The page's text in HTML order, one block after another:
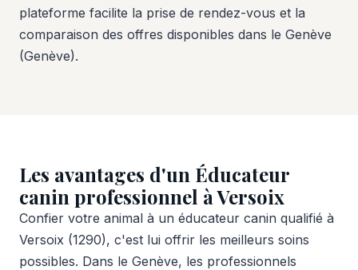
plateforme facilite la prise de rendez-vous et la
comparaison des offres disponibles dans le Genève
(Genève).
Les avantages d'un Éducateur
canin professionnel à Versoix
Confier votre animal à un éducateur canin qualifié à
Versoix (1290), c'est lui offrir les meilleurs soins
possibles. Dans le Genève, les professionnels